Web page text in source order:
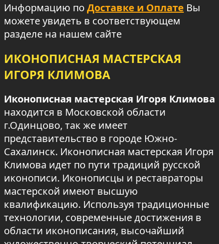
Информацию по Доставке и Оплате Вы
можете увидеть в соответствующем
разделе на нашем сайте
ИКОНОПИСНАЯ МАСТЕРСКАЯ
ИГОРЯ КЛИМОВА
Иконописная мастерская Игоря Климова
находится в Московской области
г.Одинцово, так же имеет
представительство в городе Южно-
Сахалинск. Иконописная мастерская Игоря
Климова идет по пути традиций русской
иконописи. Иконописцы и реставраторы
мастерской имеют высшую
квалификацию. Используя традиционные
технологии, современные достижения в
области иконописания, высочайший